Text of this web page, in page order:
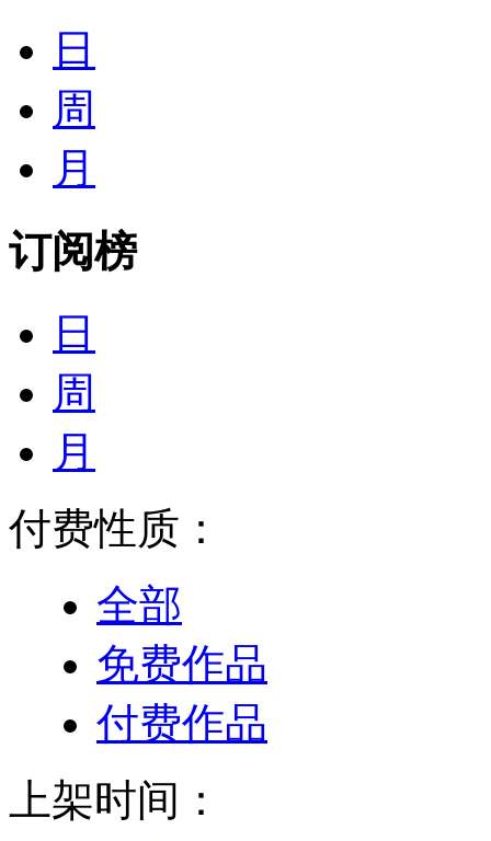
日
周
月
订阅榜
日
周
月
付费性质：
全部
免费作品
付费作品
上架时间：